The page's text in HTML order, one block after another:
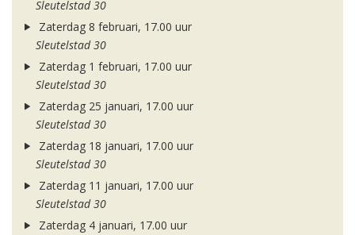
Sleutelstad 30
Zaterdag 8 februari, 17.00 uur
Sleutelstad 30
Zaterdag 1 februari, 17.00 uur
Sleutelstad 30
Zaterdag 25 januari, 17.00 uur
Sleutelstad 30
Zaterdag 18 januari, 17.00 uur
Sleutelstad 30
Zaterdag 11 januari, 17.00 uur
Sleutelstad 30
Zaterdag 4 januari, 17.00 uur